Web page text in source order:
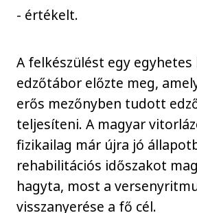
- értékelt.
A felkészülést egy egyhetes
edzőtábor előzte meg,
erős mezőnyben tudott
teljesíteni. A magyar
fizikailag már újra jó
rehabilitációs időszakot
hagyta, most a
visszanyerése a fő cél.